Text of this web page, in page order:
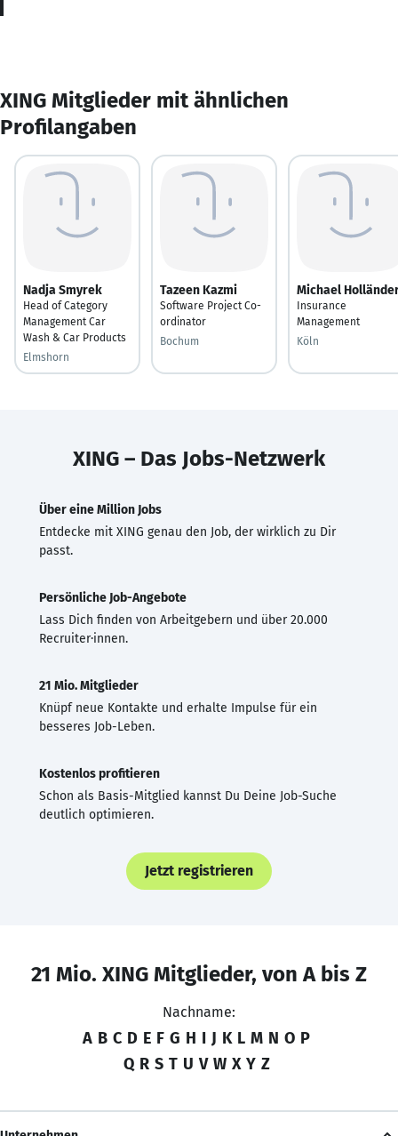
XING Mitglieder mit ähnlichen
Profilangaben
Nadja Smyrek
Head of Category
Management Car
Wash & Car Products
Elmshorn
Tazeen Kazmi
Software Project Co-
ordinator
Bochum
Michael
Insurance
Management
Köln
XING – Das Jobs-Netzwerk
Über eine Million Jobs
Entdecke mit XING genau den Job, der wirklich zu Dir
passt.
Persönliche Job-Angebote
Lass Dich finden von Arbeitgebern und über 20.000
Recruiter·innen.
21 Mio. Mitglieder
Knüpf neue Kontakte und erhalte Impulse für ein
besseres Job-Leben.
Kostenlos profitieren
Schon als Basis-Mitglied kannst Du Deine Job-Suche
deutlich optimieren.
Jetzt registrieren
21 Mio. XING Mitglieder, von A bis Z
Nachname:
A B C D E F G H I J K L M N O P
Q R S T U V W X Y Z